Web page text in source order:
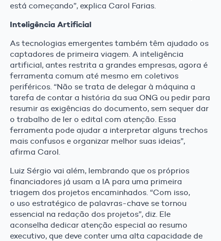
está começando”, explica Carol Farias.
Inteligência Artificial
As tecnologias emergentes também têm ajudado os
captadores de primeira viagem. A inteligência
artificial, antes restrita a grandes empresas, agora é
ferramenta comum até mesmo em coletivos
periféricos. “Não se trata de delegar à máquina a
tarefa de contar a história da sua ONG ou pedir para
resumir as exigências do documento, sem sequer dar
o trabalho de ler o edital com atenção. Essa
ferramenta pode ajudar a interpretar alguns trechos
mais confusos e organizar melhor suas ideias”,
afirma Carol.
Luiz Sérgio vai além, lembrando que os próprios
financiadores já usam a IA para uma primeira
triagem dos projetos encaminhados. “Com isso,
o uso estratégico de palavras-chave se tornou
essencial na redação dos projetos”, diz. Ele
aconselha dedicar atenção especial ao resumo
executivo, que deve conter uma alta capacidade de